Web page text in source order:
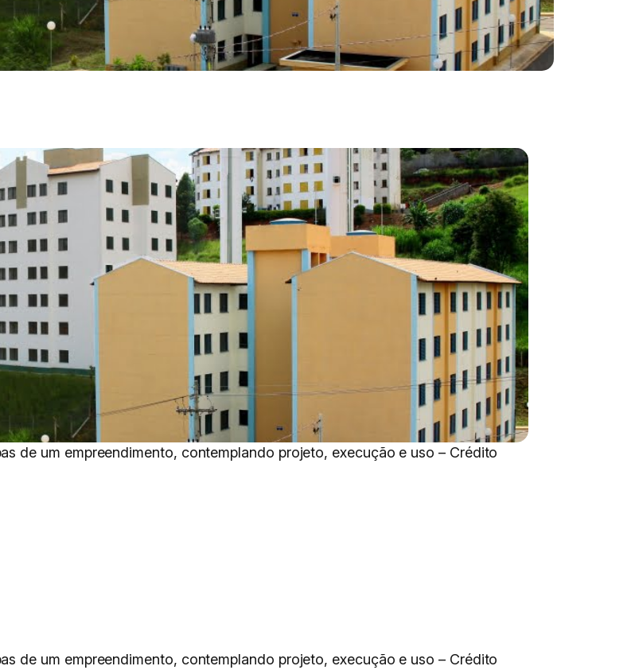
de um empreendimento, contemplando projeto, execução e uso – Crédito
de um empreendimento, contemplando projeto, execução e uso – Crédito